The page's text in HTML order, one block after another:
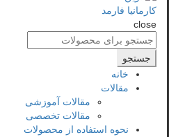
close
جستجو
برای
:
جستجو
خانه
مقالات
مقالات آموزشی
مقالات تخصصی
نحوه استفاده از محصولات